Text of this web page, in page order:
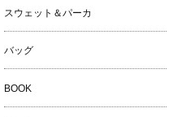
スウェット＆パーカ
バッグ
BOOK